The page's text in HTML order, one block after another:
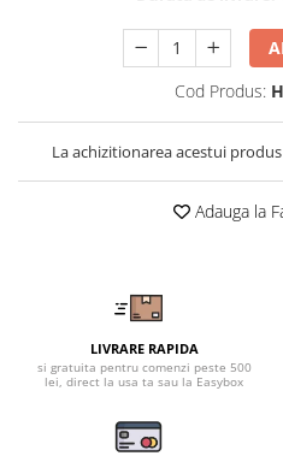
Veste de lucru
Impermeabila
Combinezoane de lucru
impermeabile
Costume de ploaie impermeabile
Jachete / Bluze salopeta
Pantaloni impermeabili
Industria alimentara
Manecute
Pantaloni de lucru
Pantaloni de lucru in talie
Cod Produs:
La achizitionarea acestui
Adauga la
LIVRARE RAPIDA
si gratuita pentru comenzi peste 500
lei, direct la usa ta sau la Easybox